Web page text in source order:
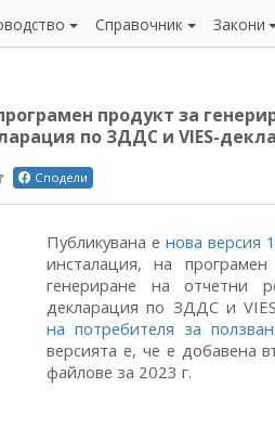
Справочник Закони
продукт за
по ЗДДС и VIES-
Сподели
Публикувана е нова версия
инсталация, на
генериране на отчетни
декларация по ЗДДС и
на потребителя за
версията е, че е добавена
файлове за 2023 г.